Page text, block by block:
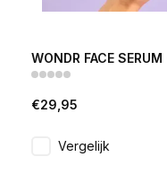
WONDR FACE
€29,95
Vergelijk